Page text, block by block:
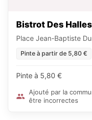
Bistrot Des Halles
Place Jean-Baptiste
Pinte à partir de 5,80 €
Pinte à 5,80 €
Ajouté par la
être incorrectes